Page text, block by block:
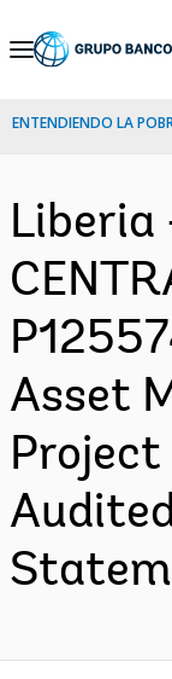
Skip
Navigation
ENTENDIENDO LA
Liberia
Asset
Project